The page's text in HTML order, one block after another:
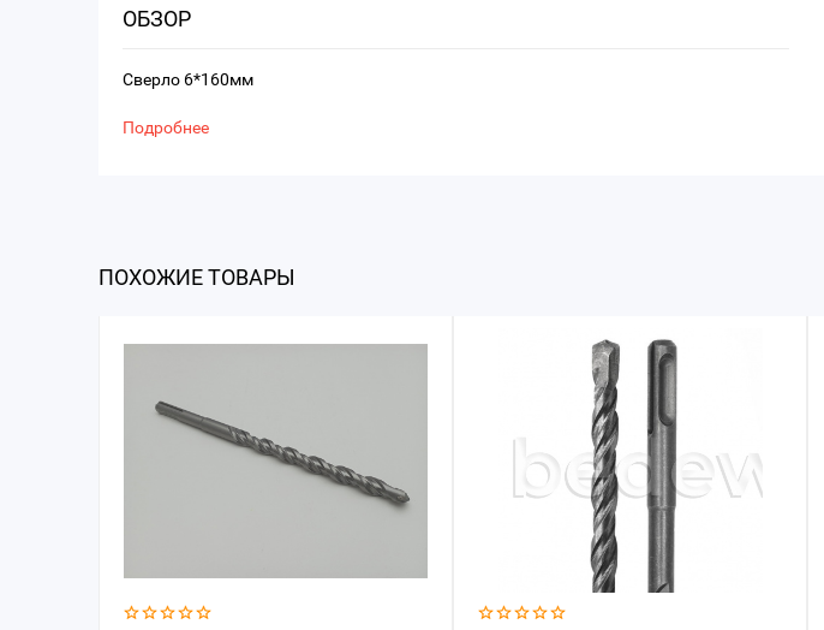
ОБЗОР
Сверло 6*160мм
Подробнее
ПОХОЖИЕ ТОВАРЫ